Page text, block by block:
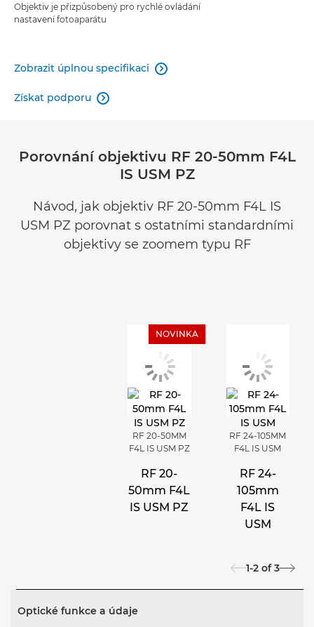
Objektiv je přizpůsobený pro rychlé ovládání
nastavení fotoaparátu
Zobrazit úplnou specifikaci 
Získat podporu 
Porovnání objektivu RF 20-50mm F4L
IS USM PZ
Návod, jak objektiv RF 20-50mm F4L IS
USM PZ porovnat s ostatními standardními
objektivy se zoomem typu RF
NOVINKA
RF 20-50MM
F4L IS USM PZ
RF 20-
50mm F4L
IS USM PZ
RF 24-105MM
F4L IS USM
RF 24-
105mm
F4L IS
USM
1-2 of 3
Optické funkce a údaje